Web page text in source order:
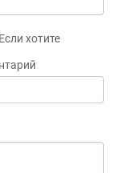
Если хотите